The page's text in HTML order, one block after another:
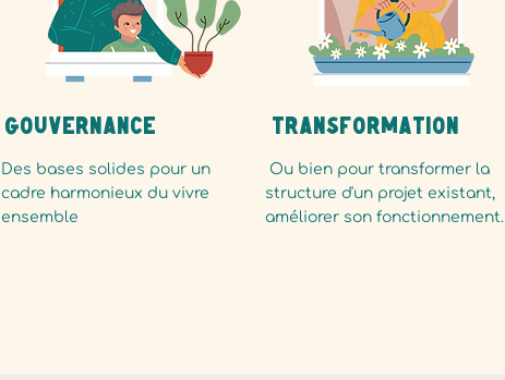
Gouvernance
Des bases solides pour un
cadre harmonieux du vivre
ensemble
Transformation
Ou bien pour transformer la
structure d'un projet existant,
améliorer son fonctionnement.